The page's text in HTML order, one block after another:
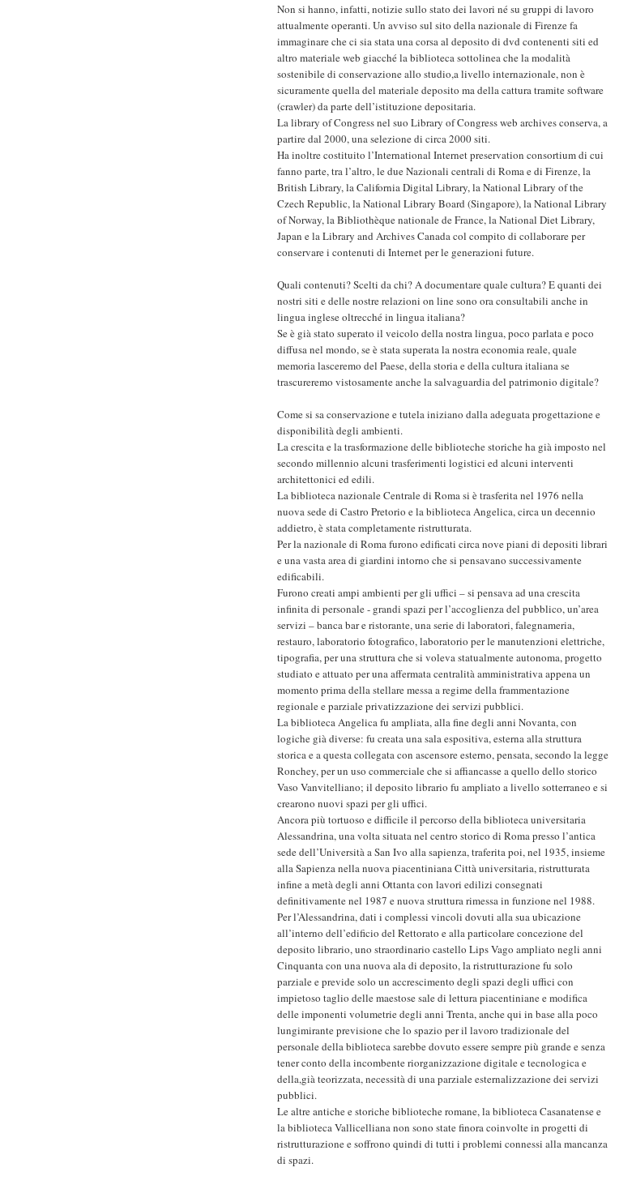
Non si hanno, infatti, notizie sullo stato dei lavori né su gruppi di lavoro
attualmente operanti. Un avviso sul sito della nazionale di Firenze fa
immaginare che ci sia stata una corsa al deposito di dvd contenenti siti ed
altro materiale web giacché la biblioteca sottolinea che la modalità
sostenibile di conservazione allo studio,a livello internazionale, non è
sicuramente quella del materiale deposito ma della cattura tramite software
(crawler) da parte dell’istituzione depositaria.
La library of Congress nel suo Library of Congress web archives conserva, a
partire dal 2000, una selezione di circa 2000 siti.
Ha inoltre costituito l’International Internet preservation consortium di cui
fanno parte, tra l’altro, le due Nazionali centrali di Roma e di Firenze, la
British Library, la California Digital Library, la National Library of the
Czech Republic, la National Library Board (Singapore), la National Library
of Norway, la Bibliothèque nationale de France, la National Diet Library,
Japan e la Library and Archives Canada col compito di collaborare per
conservare i contenuti di Internet per le generazioni future.
Quali contenuti? Scelti da chi? A documentare quale cultura? E quanti dei
nostri siti e delle nostre relazioni on line sono ora consultabili anche in
lingua inglese oltrecché in lingua italiana?
Se è già stato superato il veicolo della nostra lingua, poco parlata e poco
diffusa nel mondo, se è stata superata la nostra economia reale, quale
memoria lasceremo del Paese, della storia e della cultura italiana se
trascureremo vistosamente anche la salvaguardia del patrimonio digitale?
Come si sa conservazione e tutela iniziano dalla adeguata progettazione e
disponibilità degli ambienti.
La crescita e la trasformazione delle biblioteche storiche ha già imposto nel
secondo millennio alcuni trasferimenti logistici ed alcuni interventi
architettonici ed edili.
La biblioteca nazionale Centrale di Roma si è trasferita nel 1976 nella
nuova sede di Castro Pretorio e la biblioteca Angelica, circa un decennio
addietro, è stata completamente ristrutturata.
Per la nazionale di Roma furono edificati circa nove piani di depositi librari
e una vasta area di giardini intorno che si pensavano successivamente
edificabili.
Furono creati ampi ambienti per gli uffici – si pensava ad una crescita
infinita di personale - grandi spazi per l’accoglienza del pubblico, un’area
servizi – banca bar e ristorante, una serie di laboratori, falegnameria,
restauro, laboratorio fotografico, laboratorio per le manutenzioni elettriche,
tipografia, per una struttura che si voleva statualmente autonoma, progetto
studiato e attuato per una affermata centralità amministrativa appena un
momento prima della stellare messa a regime della frammentazione
regionale e parziale privatizzazione dei servizi pubblici.
La biblioteca Angelica fu ampliata, alla fine degli anni Novanta, con
logiche già diverse: fu creata una sala espositiva, esterna alla struttura
storica e a questa collegata con ascensore esterno, pensata, secondo la legge
Ronchey, per un uso commerciale che si affiancasse a quello dello storico
Vaso Vanvitelliano; il deposito librario fu ampliato a livello sotterraneo e si
crearono nuovi spazi per gli uffici.
Ancora più tortuoso e difficile il percorso della biblioteca universitaria
Alessandrina, una volta situata nel centro storico di Roma presso l’antica
sede dell’Università a San Ivo alla sapienza, traferita poi, nel 1935, insieme
alla Sapienza nella nuova piacentiniana Città universitaria, ristrutturata
infine a metà degli anni Ottanta con lavori edilizi consegnati
definitivamente nel 1987 e nuova struttura rimessa in funzione nel 1988.
Per l’Alessandrina, dati i complessi vincoli dovuti alla sua ubicazione
all’interno dell’edificio del Rettorato e alla particolare concezione del
deposito librario, uno straordinario castello Lips Vago ampliato negli anni
Cinquanta con una nuova ala di deposito, la ristrutturazione fu solo
parziale e previde solo un accrescimento degli spazi degli uffici con
impietoso taglio delle maestose sale di lettura piacentiniane e modifica
delle imponenti volumetrie degli anni Trenta, anche qui in base alla poco
lungimirante previsione che lo spazio per il lavoro tradizionale del
personale della biblioteca sarebbe dovuto essere sempre più grande e senza
tener conto della incombente riorganizzazione digitale e tecnologica e
della,già teorizzata, necessità di una parziale esternalizzazione dei servizi
pubblici.
Le altre antiche e storiche biblioteche romane, la biblioteca Casanatense e
la biblioteca Vallicelliana non sono state finora coinvolte in progetti di
ristrutturazione e soffrono quindi di tutti i problemi connessi alla mancanza
di spazi.